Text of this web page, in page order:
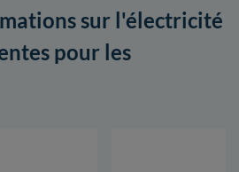
sur l'électricité
pour les